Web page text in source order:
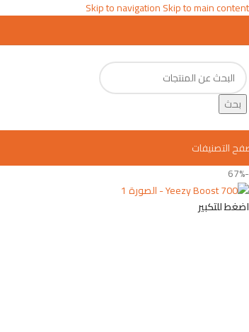
Skip to navigationSkip to main content
بحث
التصنيفات
-67%
اضغط للتكبير